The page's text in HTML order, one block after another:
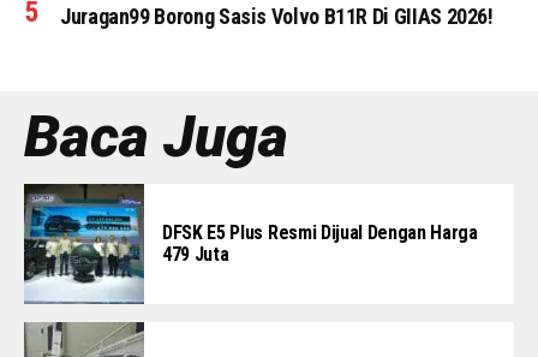
Juragan99 Borong Sasis Volvo B11R Di GIIAS 2026!
Baca Juga
DFSK E5 Plus Resmi Dijual Dengan Harga
479 Juta